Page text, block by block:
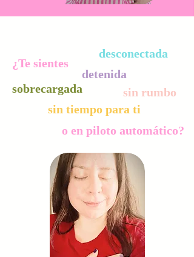
¿Te sientes
detenida
desconectada
sobrecargada
sin rumbo
sin tiempo para ti
o en piloto automático?